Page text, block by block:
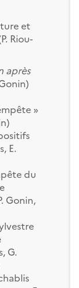
et
Riou-
après
»
E.
du
Gonin,
G.